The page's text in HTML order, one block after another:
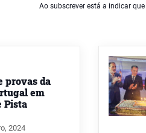
Ao subscrever está a indicar
provas da
em
Pista
2024